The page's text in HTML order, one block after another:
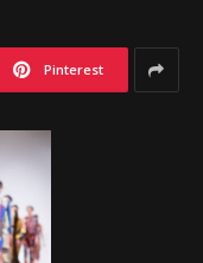
Pinterest